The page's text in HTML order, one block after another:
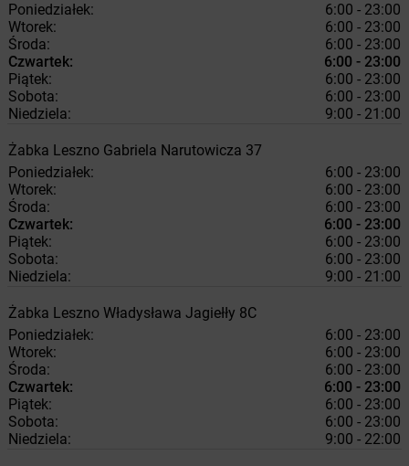
Poniedziałek:
6:00 - 23:00
Wtorek:
6:00 - 23:00
Środa:
6:00 - 23:00
Czwartek:
6:00 - 23:00
Piątek:
6:00 - 23:00
Sobota:
6:00 - 23:00
Niedziela:
9:00 - 21:00
Żabka Leszno Gabriela Narutowicza 37
Poniedziałek:
6:00 - 23:00
Wtorek:
6:00 - 23:00
Środa:
6:00 - 23:00
Czwartek:
6:00 - 23:00
Piątek:
6:00 - 23:00
Sobota:
6:00 - 23:00
Niedziela:
9:00 - 21:00
Żabka Leszno Władysława Jagiełły 8C
Poniedziałek:
6:00 - 23:00
Wtorek:
6:00 - 23:00
Środa:
6:00 - 23:00
Czwartek:
6:00 - 23:00
Piątek:
6:00 - 23:00
Sobota:
6:00 - 23:00
Niedziela:
9:00 - 22:00